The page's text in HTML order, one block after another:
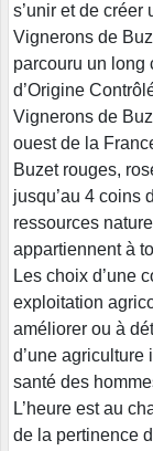
s’unir et de créer
Vignerons de
parcouru un long
d’Origine
Vignerons de
ouest de la
Buzet rouges,
jusqu’au 4 coins
ressources
appartiennent à
Les choix d’une
exploitation
améliorer ou à
d’une agriculture
santé des
L’heure est au
de la pertinence